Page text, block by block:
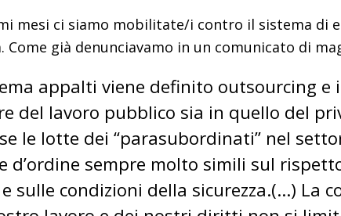
mesi ci siamo mobilitate/i contro il sistema di
Come già denunciavamo in un comunicato di
appalti viene definito outsourcing
del lavoro pubblico sia in quello del
le lotte dei “parasubordinati” nel
d’ordine sempre molto simili sul
sulle condizioni della sicurezza.(…) La